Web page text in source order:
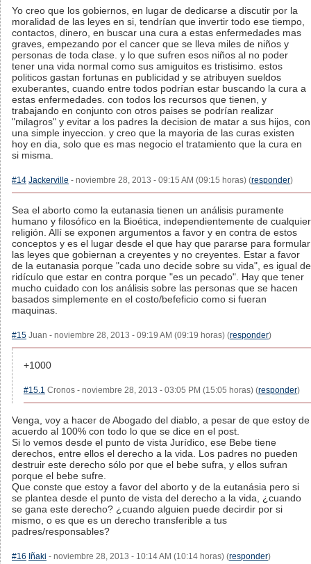
Yo creo que los gobiernos, en lugar de dedicarse a discutir por la
moralidad de las leyes en si, tendrían que invertir todo ese tiempo,
contactos, dinero, en buscar una cura a estas enfermedades mas
graves, empezando por el cancer que se lleva miles de niños y
personas de toda clase. y lo que sufren esos niños al no poder
tener una vida normal como sus amiguitos es tristisimo. estos
politicos gastan fortunas en publicidad y se atribuyen sueldos
exuberantes, cuando entre todos podrían estar buscando la cura a
estas enfermedades. con todos los recursos que tienen, y
trabajando en conjunto con otros paises se podrían realizar
"milagros" y evitar a los padres la decision de matar a sus hijos, con
una simple inyeccion. y creo que la mayoria de las curas existen
hoy en dia, solo que es mas negocio el tratamiento que la cura en
si misma.
#14 Jackerville - noviembre 28, 2013 - 09:15 AM (09:15 horas) (responder)
Sea el aborto como la eutanasia tienen un análisis puramente
humano y filosófico en la Bioética, independientemente de cualquier
religión. Allí se exponen argumentos a favor y en contra de estos
conceptos y es el lugar desde el que hay que pararse para formular
las leyes que gobiernan a creyentes y no creyentes. Estar a favor
de la eutanasia porque "cada uno decide sobre su vida", es igual de
ridículo que estar en contra porque "es un pecado". Hay que tener
mucho cuidado con los análisis sobre las personas que se hacen
basados simplemente en el costo/befeficio como si fueran
maquinas.
#15 Juan - noviembre 28, 2013 - 09:19 AM (09:19 horas) (responder)
+1000
#15.1 Cronos - noviembre 28, 2013 - 03:05 PM (15:05 horas) (responder)
Venga, voy a hacer de Abogado del diablo, a pesar de que estoy de
acuerdo al 100% con todo lo que se dice en el post.
Si lo vemos desde el punto de vista Jurídico, ese Bebe tiene
derechos, entre ellos el derecho a la vida. Los padres no pueden
destruir este derecho sólo por que el bebe sufra, y ellos sufran
porque el bebe sufre.
Que conste que estoy a favor del aborto y de la eutanásia pero si
se plantea desde el punto de vista del derecho a la vida, ¿cuando
se gana este derecho? ¿cuando alguien puede decirdir por si
mismo, o es que es un derecho transferible a tus
padres/responsables?
#16 Iñaki - noviembre 28, 2013 - 10:14 AM (10:14 horas) (responder)